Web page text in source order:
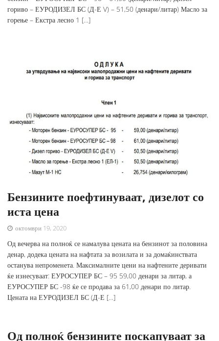
гориво – ЕУРОДИЗЕЛ БС (Д-Е V) – 51,50 (денари/литар) Масло за
горење – Екстра лесно 1 […]
Бензините поефтинуваат, дизелот со
иста цена
октомври 19, 2020
Од вечерва на полноќ се намалува цената на бензинот за половина
денар, додека цената на нафтата за возилата и за домаќинствата
останува непроменета. Максималните цени на нафтените деривати
ќе изнесуваат: ЕУРОСУПЕР БС – 95 59,00 денари за литар, а
ЕУРОСУПЕР БС -98 ќе се продава за 61,00 денари по литар.
Цената на ЕУРОДИЗЕЛ БС (Д-Е […]
Од полноќ бензините поскапуваат за